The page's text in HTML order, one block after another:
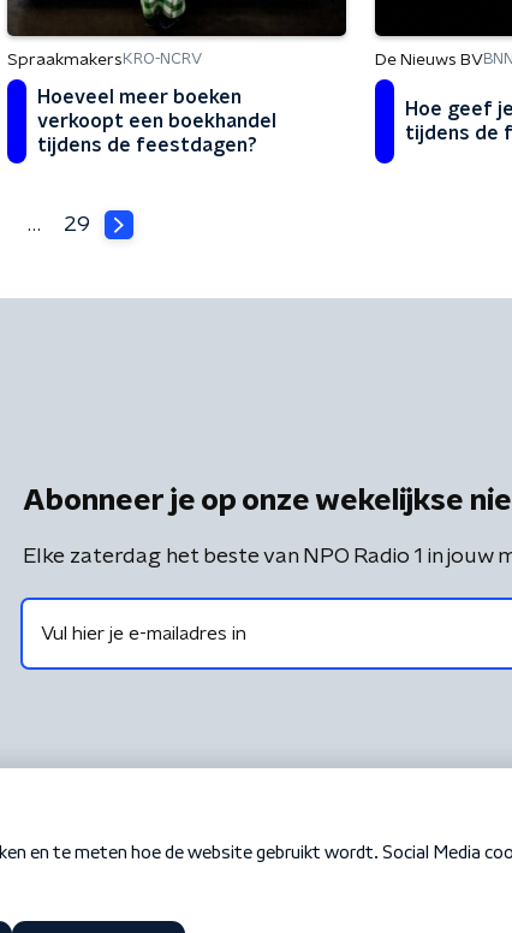
Spraakmakers KRO-NCRV
Hoeveel meer boeken
verkoopt een boekhandel
tijdens de feestdagen?
De Nieuws BV
Hoe geef
tijdens de
… 29
Abonneer je op onze wekelijkse
Elke zaterdag het beste van NPO Radio 1 in jouw